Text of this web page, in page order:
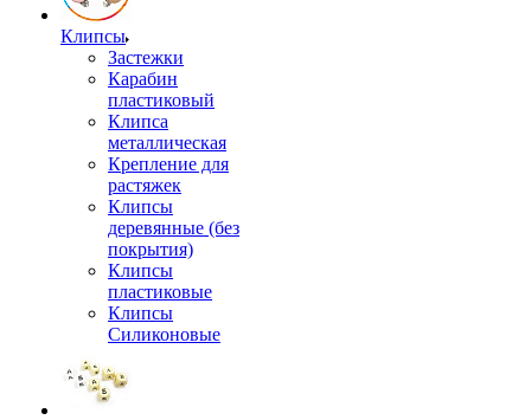
Клипсы
Застежки
Карабин
пластиковый
Клипса
металлическая
Крепление для
растяжек
Клипсы
деревянные (без
покрытия)
Клипсы
пластиковые
Клипсы
Силиконовые